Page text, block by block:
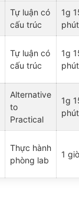
Tự luận có
cấu trúc
1g
phút
Tự luận có
cấu trúc
1g
phút
Alternative
to
Practical
1g
phút
Thực hành
phòng lab
1 giờ